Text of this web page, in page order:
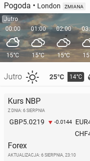
Pogoda • London ZMIANA
Jutro
00:00
15°C
Jutro 25°C 14°C
01:00
15°C
02:00
15°C
Kurs NBP
Z DNIA: 6 SIERPNIA
GBP5.0219 -0.0144 EUR
CHF
Forex
AKTUALIZACJA: 6 SIERPNIA, 23:10